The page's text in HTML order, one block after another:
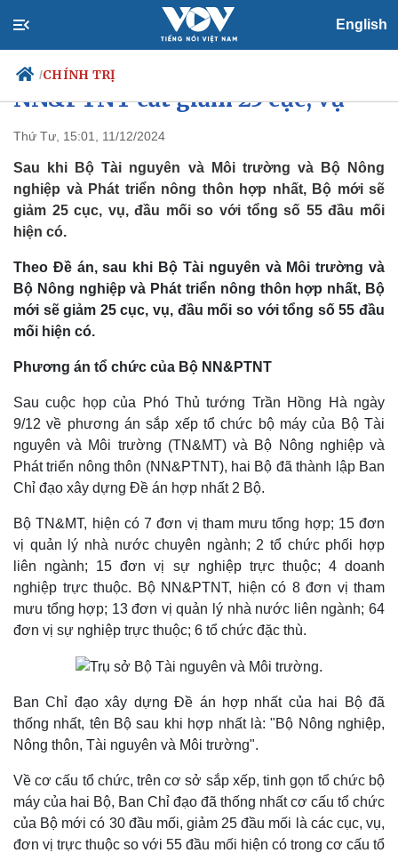
English
/CHÍNH TRỊ
Chính trị
Đảng
Tổ chức nhân sự
Quốc hội
Xã hội
Tin 24h
Dự báo thời tiết
Việc làm
Biển đảo
Thế giới
Quan sát
Cuộc sống đó đây
Hồ sơ
Multimedia
Video
Ảnh
E-Magazine
Infographic
Sau sắp xếp, Bộ TN&MT cùng Bộ
NN&PTNT cắt giảm 25 cục, vụ
Thứ Tư, 15:01, 11/12/2024
Sau khi Bộ Tài nguyên và Môi trường và Bộ Nông
nghiệp và Phát triển nông thôn hợp nhất, Bộ mới sẽ
giảm 25 cục, vụ, đầu mối so với tổng số 55 đầu mối
hiện có.
Theo Đề án, sau khi Bộ Tài nguyên và Môi trường và
Bộ Nông nghiệp và Phát triển nông thôn hợp nhất, Bộ
mới sẽ giảm 25 cục, vụ, đầu mối so với tổng số 55 đầu
mối hiện có.
Phương án tổ chức của Bộ NN&PTNT
Sau cuộc họp của Phó Thủ tướng Trần Hồng Hà ngày
9/12 về phương án sắp xếp tổ chức bộ máy của Bộ Tài
nguyên và Môi trường (TN&MT) và Bộ Nông nghiệp và
Phát triển nông thôn (NN&PTNT), hai Bộ đã thành lập Ban
Chỉ đạo xây dựng Đề án hợp nhất 2 Bộ.
Bộ TN&MT, hiện có 7 đơn vị tham mưu tổng hợp; 15 đơn
vị quản lý nhà nước chuyên ngành; 2 tổ chức phối hợp
liên ngành; 15 đơn vị sự nghiệp trực thuộc; 4 doanh
nghiệp trực thuộc. Bộ NN&PTNT, hiện có 8 đơn vị tham
mưu tổng hợp; 13 đơn vị quản lý nhà nước liên ngành; 64
đơn vị sự nghiệp trực thuộc; 6 tổ chức đặc thù.
Ban Chỉ đạo xây dựng Đề án hợp nhất của hai Bộ đã
thống nhất, tên Bộ sau khi hợp nhất là: "Bộ Nông nghiệp,
Nông thôn, Tài nguyên và Môi trường".
Về cơ cấu tổ chức, trên cơ sở sắp xếp, tinh gọn tổ chức bộ
máy của hai Bộ, Ban Chỉ đạo đã thống nhất cơ cấu tổ chức
của Bộ mới có 30 đầu mối, giảm 25 đầu mối là các cục, vụ,
đơn vị trực thuộc so với 55 đầu mối hiện có trong cơ cấu tổ